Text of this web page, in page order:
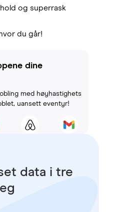
og superrask
du går!
dine
med høyhastighets
uansett eventyr!
data i tre